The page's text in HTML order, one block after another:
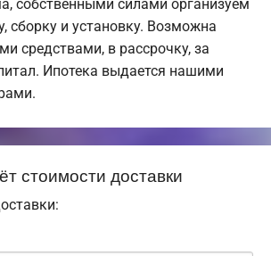
собственными силами организуем
сборку и установку. Возможна
средствами, в рассрочку, за
Ипотека выдается нашими
стоимости доставки